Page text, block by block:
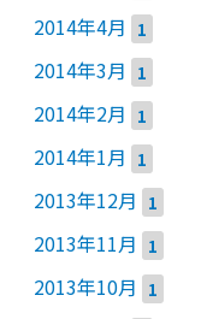
2014年4月 1
2014年3月 1
2014年2月 1
2014年1月 1
2013年12月 1
2013年11月 1
2013年10月 1